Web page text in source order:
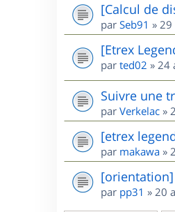
[Calcul de
par Seb91 » 29
[Etrex
par ted02 » 24
Suivre une
par Verkelac »
[etrex
par makawa »
[orientation]
par pp31 » 20